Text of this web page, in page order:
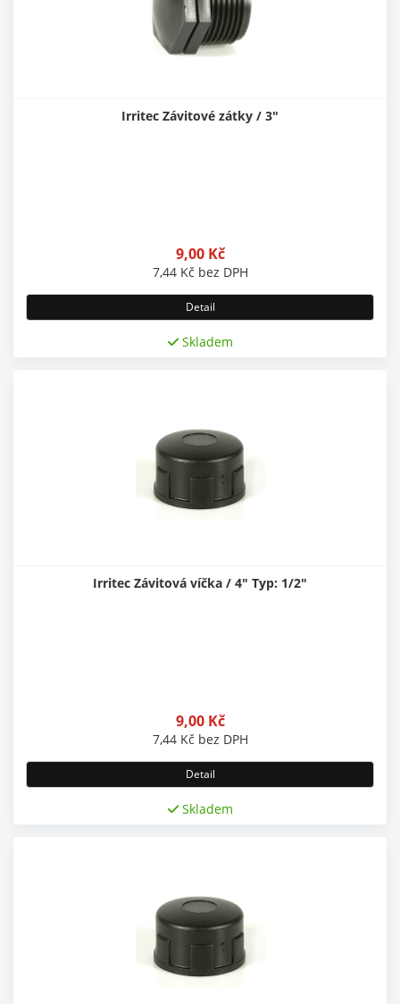
Irritec Závitové zátky / 3"
9,00 Kč
7,44 Kč bez DPH
Detail
Skladem
Irritec Závitová víčka / 4" Typ: 1/2"
9,00 Kč
7,44 Kč bez DPH
Detail
Skladem